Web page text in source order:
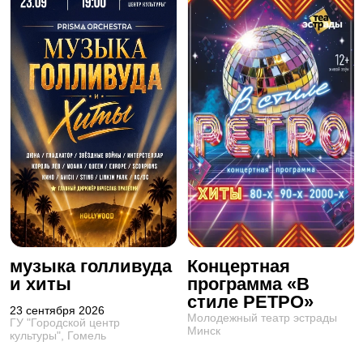
музыка голливуда
и хиты
23 сентября 2026
ГУ "Городской центр
культуры", Гомель
Концертная
программа «В
стиле РЕТРО»
Молодежный театр эстрады
Минск